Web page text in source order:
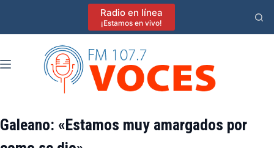
Radio en línea
¡Estamos en vivo!
Galeano: «Estamos muy amargados por